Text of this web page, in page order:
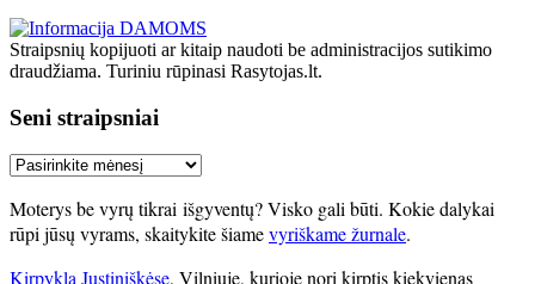
Straipsnių kopijuoti ar kitaip naudoti be administracijos sutikimo
draudžiama. Turiniu rūpinasi Rasytojas.lt.
Seni straipsniai
Seni
Moterys be vyrų tikrai išgyventų? Visko gali būti. Kokie dalykai
rūpi jūsų vyrams, skaitykite šiamevyriškame žurnale.
Kirpykla Justiniškėse, Vilniuje, kurioje nori kirptis kiekvienas